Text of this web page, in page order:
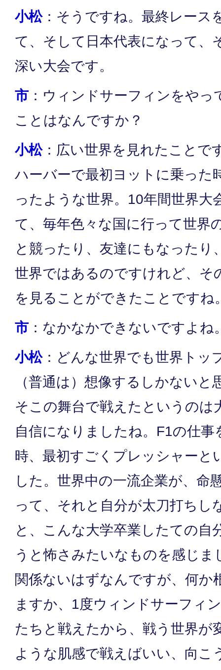
小松：そうですね。最終レース
て、そして日本代表になって、
深い大会です。
市 ：ウィンドサーフィンをや
ことはなんですか？
小松：広い世界を見れたことで
ハーバーで最初ヨットに乗った
ったような世界。10年間世界大
て、毎年色々な国に行って世界
と競ったり、友達にもなったり
世界ではあるのですけれど、そ
を見ることができたことですね
市 ：なかなかできないですよね
小松：どんな世界でも世界トッ
（普通は）想像するしかない
そこの舞台で戦えたというのは
自信になりましたね。F1の仕
時、最初すごくプレッシャーと
した。世界中の一流企業が、命
って、それと自分が太刀打ちし
と、こんな大学卒業したての自
うと怖さみたいなものを感じま
関係ないはずなんですが、何か
ますか、1度ウィンドサーフィ
たちと戦えたから、戦う世界が
ような肌感で戦えばいい、向こ